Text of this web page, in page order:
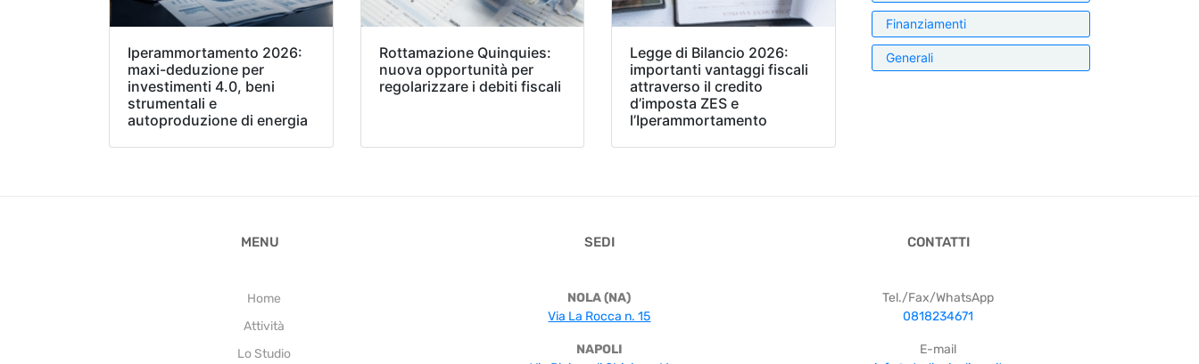
Iperammortamento 2026:
maxi-deduzione per
investimenti 4.0, beni
strumentali e
autoproduzione di energia
Rottamazione Quinquies:
nuova opportunità per
regolarizzare i debiti fiscali
Legge di Bilancio 2026:
importanti vantaggi fiscali
attraverso il credito
d’imposta ZES e
l’Iperammortamento
Finanziamenti
Generali
MENU
Home
Attività
Lo Studio
SEDI
NOLA (NA)
Via La Rocca n. 15
NAPOLI
CONTATTI
Tel./Fax/WhatsApp
0818234671
E-mail